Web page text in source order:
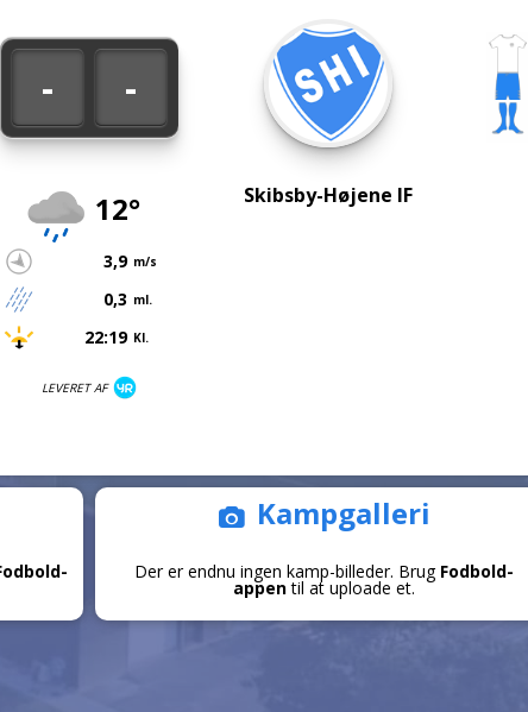
- -
12°
3,9 m/s
0,3 ml.
22:19 Kl.
LEVERET AF
Skibsby-Højene IF
Kampgalleri
Der er endnu ingen kamp-billeder. Brug Fodbold-
appentil at uploade et.